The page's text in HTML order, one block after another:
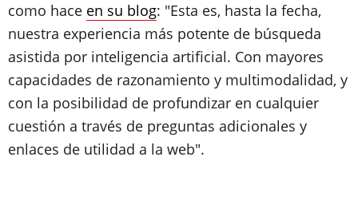
como hace en su blog: "Esta es, hasta la fecha,
nuestra experiencia más potente de búsqueda
asistida por inteligencia artificial. Con mayores
capacidades de razonamiento y multimodalidad, y
con la posibilidad de profundizar en cualquier
cuestión a través de preguntas adicionales y
enlaces de utilidad a la web".